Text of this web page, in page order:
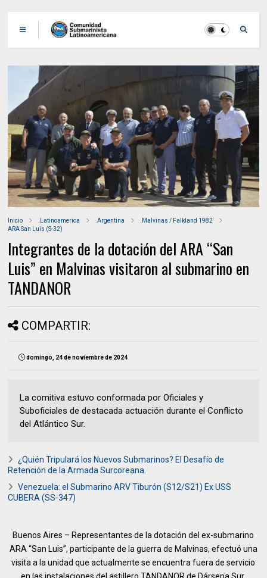
Inicio .Latinoamerica .Argentina
.Malvinas / Falkland 1982
ARA San Luis (S-32)
Integrantes de la dotación del ARA “San
Luis” en Malvinas visitaron al submarino en
TANDANOR
COMPARTIR:
domingo, 24 de noviembre de 2024
La comitiva estuvo conformada por Oficiales y
Suboficiales de destacada actuación durante el Conflicto
del Atlántico Sur.
¿Quién Tripulará los Nuevos Submarinos? El Desafío de
Retención de la Armada Surcoreana.
Venezuela: el Submarino ARV Tiburón (S12/S21) Ex USS
CUBERA (SS-347)
Buenos Aires – Representantes de la dotación del ex-submarino
ARA “San Luis”, participante de la guerra de Malvinas, efectuó una
visita a la unidad que actualmente se encuentra fuera de servicio
en las instalaciones del astillero TANDANOR de Dársena Sur.